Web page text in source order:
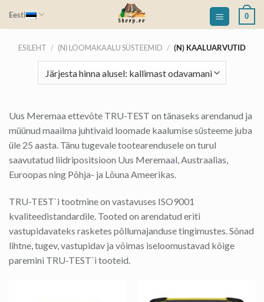
Eesti 0
ESILEHT / (N) LOOMAKAALU SÜSTEEMID / (N) KAALUARVUTID
Uus Meremaa ettevõte TRU-TEST on tänaseks arendanud ja
müünud maailma juhtivaid loomade kaalumise süsteeme juba
üle 25 aasta. Tänu tugevale tootearendusele on turul
saavutatud liidripositsioon Uus Meremaal, Austraalias,
Euroopas ning Põhja- ja Lõuna Ameerikas.
TRU-TEST`i tootmine on vastavuses ISO9001
kvaliteedistandardile. Tooted on arendatud eriti
vastupidavateks rasketes põllumajanduse tingimustes. Sõnad
lihtne, tugev, vastupidav ja võimas iseloomustavad kõige
paremini TRU-TEST`i tooteid.